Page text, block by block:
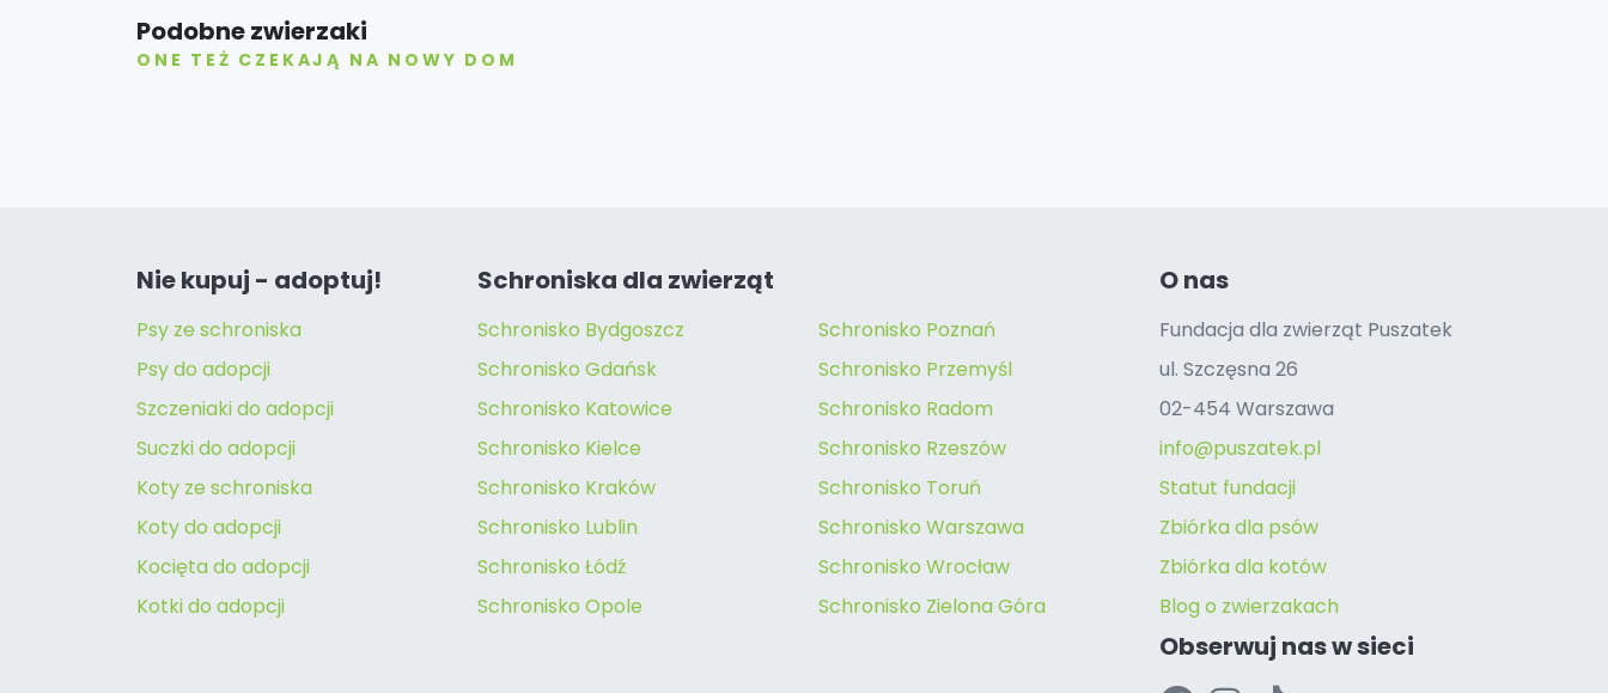
Podobne zwierzaki
ONE TEŻ CZEKAJĄ NA NOWY DOM
Nie kupuj - adoptuj!
Psy ze schroniska
Psy do adopcji
Szczeniaki do adopcji
Suczki do adopcji
Koty ze schroniska
Koty do adopcji
Kocięta do adopcji
Kotki do adopcji
Schroniska dla zwierząt
Schronisko Bydgoszcz
Schronisko Gdańsk
Schronisko Katowice
Schronisko Kielce
Schronisko Kraków
Schronisko Lublin
Schronisko Łódź
Schronisko Opole
Schronisko Poznań
Schronisko Przemyśl
Schronisko Radom
Schronisko Rzeszów
Schronisko Toruń
Schronisko Warszawa
Schronisko Wrocław
Schronisko Zielona Góra
O nas
Fundacja dla zwierząt Puszatek
ul. Szczęsna 26
02-454 Warszawa
info@puszatek.pl
Statut fundacji
Zbiórka dla psów
Zbiórka dla kotów
Blog o zwierzakach
Obserwuj nas w sieci